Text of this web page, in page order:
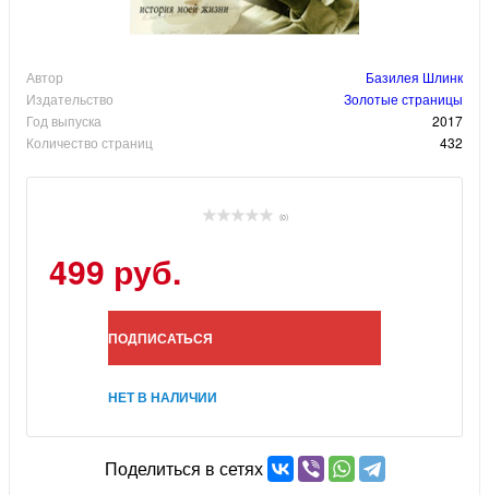
Автор
Базилея Шлинк
Издательство
Золотые страницы
Год выпуска
2017
Количество страниц
432
(0)
499 руб.
ПОДПИСАТЬСЯ
НЕТ В НАЛИЧИИ
Поделиться в сетях